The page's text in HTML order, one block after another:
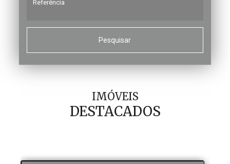
Referência
Pesquisar
IMÓVEIS
DESTACADOS